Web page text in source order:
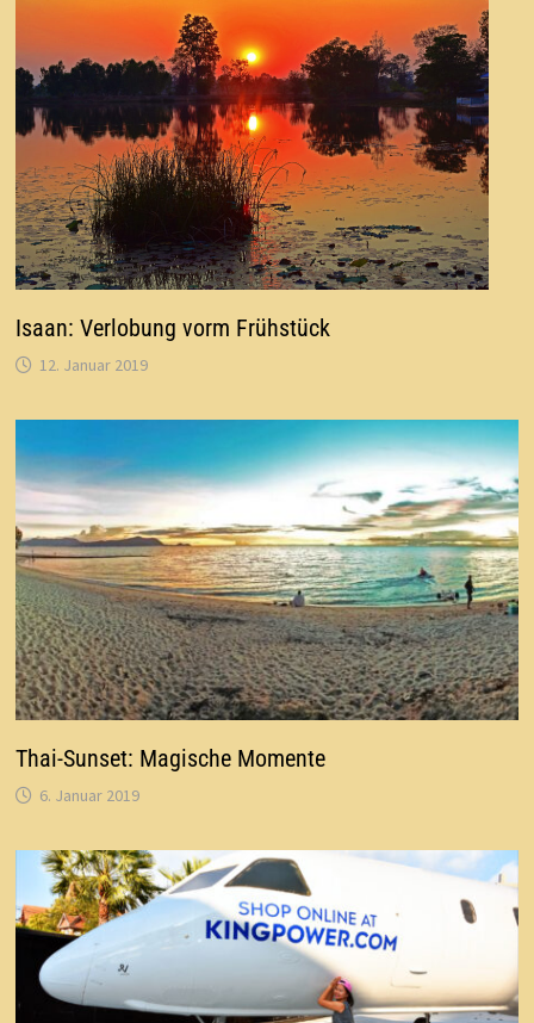
Isaan: Verlobung vorm Frühstück
12. Januar 2019
Thai-Sunset: Magische Momente
6. Januar 2019